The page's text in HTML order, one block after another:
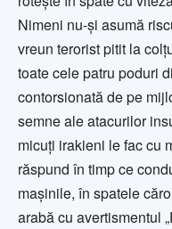
Nimeni nu-şi asumă
vreun terorist pitit la
toate cele patru poduri
contorsionată de pe
semne ale atacurilor
micuţi irakieni le fac cu
răspund în timp ce
maşinile, în spatele
arabă cu avertismentul